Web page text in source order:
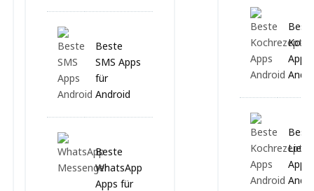
Beste
SMS Apps
für
Android
Beste
WhatsApp
Apps für
Apps
Apps